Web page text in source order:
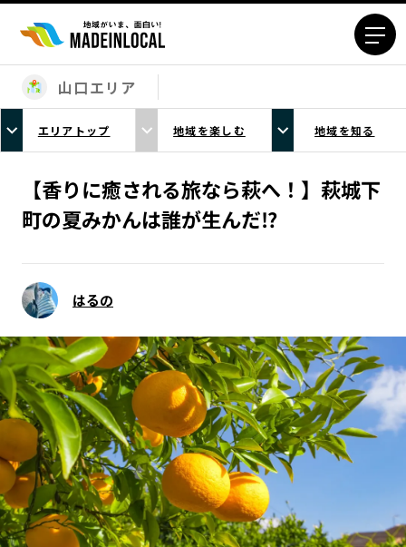
エリアから探す
北海道エリア
青森エリア
岩手エリア
宮城エリア
秋田エリア
山形エリア
福島エリア
茨城エリア
栃木エリア
群馬エリア
埼玉エリア
東京23区エリア
神奈川エリア
新潟エリア
富山エリア
石川エリア
福井エリア
山梨エリア
長野エリア
岐阜エリア
静岡エリア
愛知エリア
三重エリア
滋賀エリア
京都エリア
大阪市エリア
北摂エリア
堺・泉州エリア
山口エリア
エリアトップ 地域を楽しむ 地域を知る
【香りに癒される旅なら萩へ！】萩城下
町の夏みかんは誰が生んだ⁉
はるの